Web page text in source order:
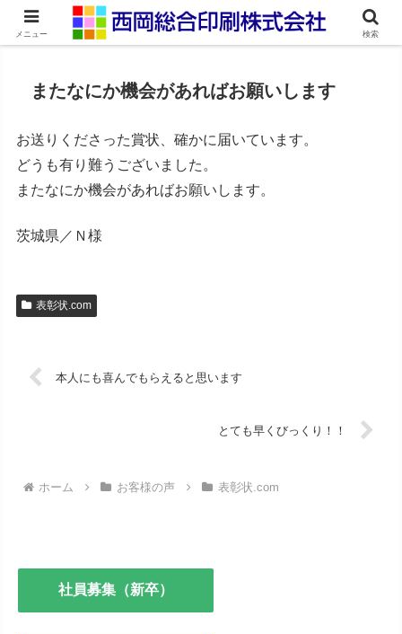
ネット印刷通販・オンデマンド印刷
またなにか機会があればお願いします
お送りくださった賞状、確かに届いています。
どうも有り難うございました。
またなにか機会があればお願いします。
茨城県／Ｎ様
表彰状.com
本人にも喜んでもらえると思います
とても早くびっくり！！
ホーム お客様の声 表彰状.com
社員募集（新卒）
メニュー 検索